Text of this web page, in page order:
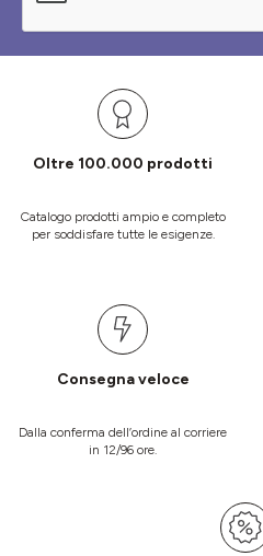
Oltre 100.000 prodotti
Catalogo prodotti ampio e completo
per soddisfare tutte le esigenze.
Consegna veloce
Dalla conferma dell’ordine al corriere
in 12/96 ore.